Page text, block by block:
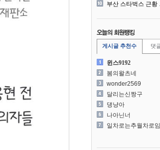
부
게시글 추천수 댓
윈스9192
봄의왈츠네
wonder2569
달리는신짱구
댕냥아
나아닌너
일차로는추월차로임